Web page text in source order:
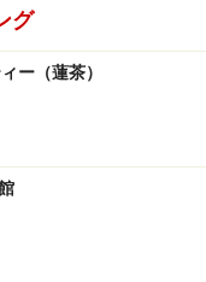
グ
ー（蓮茶）